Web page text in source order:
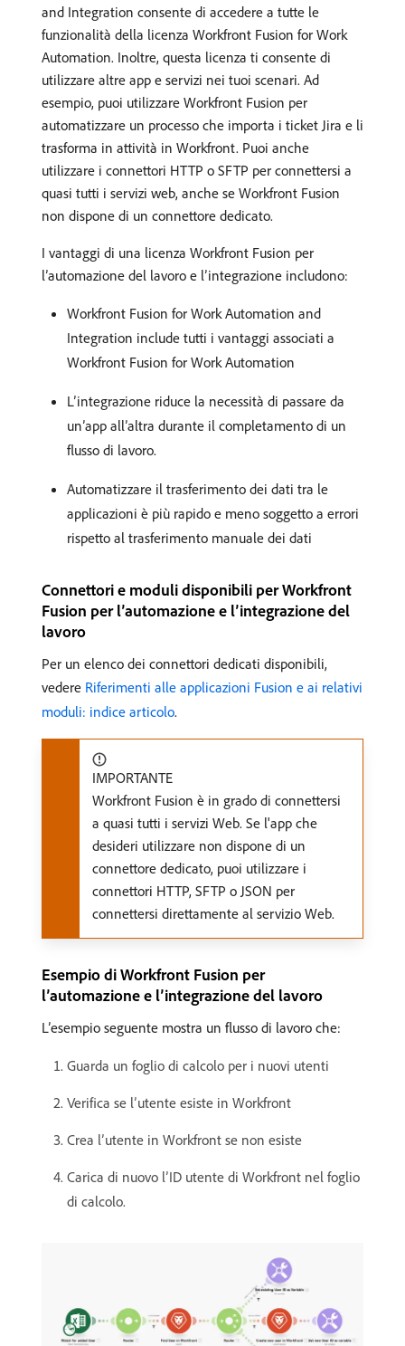
and Integration consente di accedere a tutte le
funzionalità della licenza Workfront Fusion for Work
Automation. Inoltre, questa licenza ti consente di
utilizzare altre app e servizi nei tuoi scenari. Ad
esempio, puoi utilizzare Workfront Fusion per
automatizzare un processo che importa i ticket Jira e li
trasforma in attività in Workfront. Puoi anche
utilizzare i connettori HTTP o SFTP per connettersi a
quasi tutti i servizi web, anche se Workfront Fusion
non dispone di un connettore dedicato.
I vantaggi di una licenza Workfront Fusion per
l’automazione del lavoro e l’integrazione includono:
Workfront Fusion for Work Automation and
Integration include tutti i vantaggi associati a
Workfront Fusion for Work Automation
L’integrazione riduce la necessità di passare da
un’app all’altra durante il completamento di un
flusso di lavoro.
Automatizzare il trasferimento dei dati tra le
applicazioni è più rapido e meno soggetto a errori
rispetto al trasferimento manuale dei dati
Connettori e moduli disponibili per Workfront
Fusion per l’automazione e l’integrazione del
lavoro
Per un elenco dei connettori dedicati disponibili,
vedere Riferimenti alle applicazioni Fusion e ai relativi
moduli: indice articolo.
IMPORTANTE
Workfront Fusion è in grado di connettersi
a quasi tutti i servizi Web. Se l'app che
desideri utilizzare non dispone di un
connettore dedicato, puoi utilizzare i
connettori HTTP, SFTP o JSON per
connettersi direttamente al servizio Web.
Esempio di Workfront Fusion per
l’automazione e l’integrazione del lavoro
L’esempio seguente mostra un flusso di lavoro che:
Guarda un foglio di calcolo per i nuovi utenti
Verifica se l’utente esiste in Workfront
Crea l’utente in Workfront se non esiste
Carica di nuovo l’ID utente di Workfront nel foglio
di calcolo.